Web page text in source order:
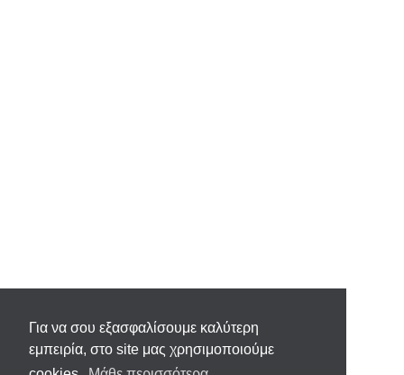
Για να σου εξασφαλίσουμε καλύτερη
εμπειρία, στο site μας χρησιμοποιούμε